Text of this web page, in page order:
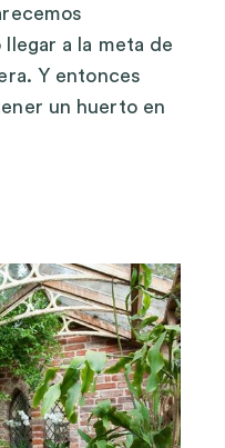
a la meta de
Y entonces
un huerto en